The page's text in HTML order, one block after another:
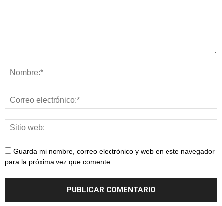
Guarda mi nombre, correo electrónico y web en este navegador
para la próxima vez que comente.